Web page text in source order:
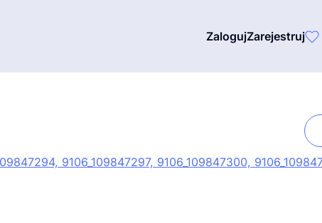
ZalogujZarejestruj